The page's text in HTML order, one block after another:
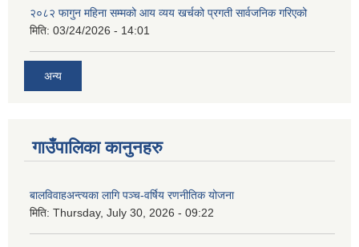
२०८२ फागुन महिना सम्मको आय व्यय खर्चको प्रगती सार्वजनिक गरिएको
मिति: 03/24/2026 - 14:01
अन्य
गाउँपालिका कानुनहरु
बालविवाहअन्त्यका लागि पञ्च-वर्षिय रणनीतिक योजना
मिति: Thursday, July 30, 2026 - 09:22